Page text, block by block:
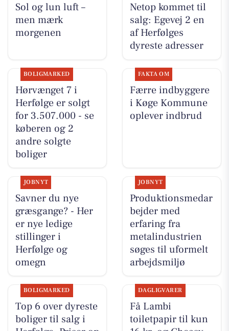
Sol og lun luft –
men mærk
morgenen
Netop kommet til
salg: Egevej 2 en
af Herfølges
dyreste adresser
BOLIGMARKED
Hørvænget 7 i
Herfølge er solgt
for 3.507.000 - se
køberen og 2
andre solgte
boliger
FAKTA OM
Færre indbyggere
i Køge Kommune
oplever indbrud
JOBNYT
Savner du nye
græsgange? - Her
er nye ledige
stillinger i
Herfølge og
omegn
JOBNYT
Produktionsmedar
bejder med
erfaring fra
metalindustrien
søges til uformelt
arbejdsmiljø
BOLIGMARKED
Top 6 over dyreste
boliger til salg i
DAGLIGVARER
Få Lambi
toiletpapir til kun